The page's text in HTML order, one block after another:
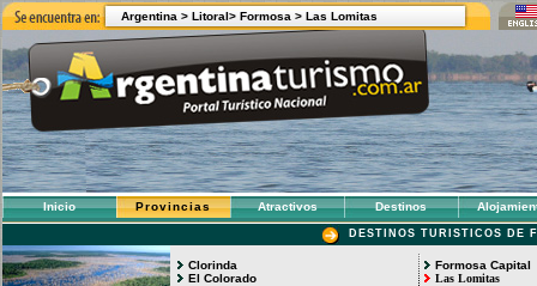
Argentina > Litoral> Formosa > Las Lomitas
Inicio Provincias Atractivos Destinos
DESTINOS TURISTICOS DE
Clorinda
El Colorado
Formosa Capital
Las Lomitas